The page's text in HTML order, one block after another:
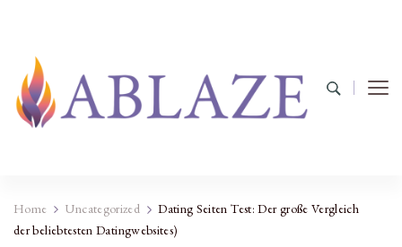
Home Uncategorized
Dating Seiten Test: Der große Vergleich
der beliebtesten Datingwebsites)